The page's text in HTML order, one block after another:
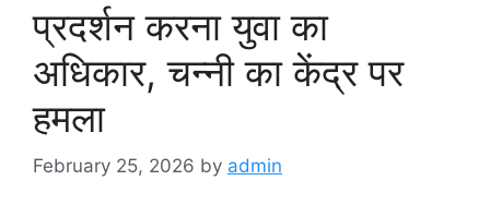
प्रदर्शन करना युवा का
अधिकार, चन्नी का केंद्र पर
हमला
February 25, 2026 by admin